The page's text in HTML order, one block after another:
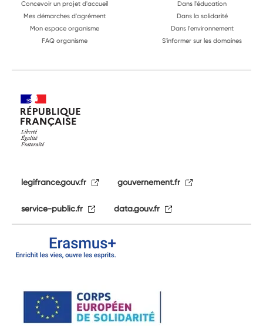
Concevoir un projet d'accueil
Mes démarches d'agrément
Mon espace organisme
FAQ organisme
Dans l'éducation
Dans la solidarité
Dans l'environnement
S'informer sur les domaines
legifrance.gouv.fr gouvernement.fr
service-public.fr data.gouv.fr